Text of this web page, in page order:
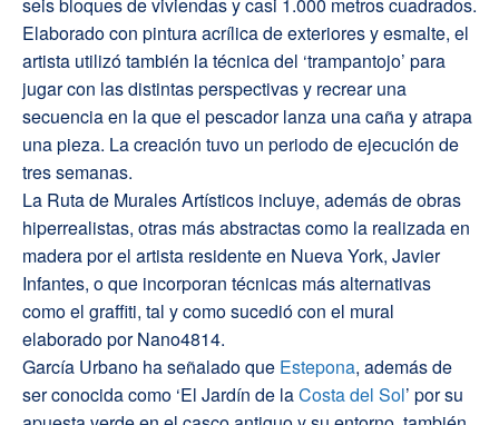
Elaborado con pintura acrílica de exteriores y esmalte, el
artista utilizó también la técnica del ‘trampantojo’ para
jugar con las distintas perspectivas y recrear una
secuencia en la que el pescador lanza una caña y atrapa
una pieza. La creación tuvo un periodo de ejecución de
tres semanas.
La Ruta de Murales Artísticos incluye, además de obras
hiperrealistas, otras más abstractas como la realizada en
madera por el artista residente en Nueva York, Javier
Infantes, o que incorporan técnicas más alternativas
como el graffiti, tal y como sucedió con el mural
elaborado por Nano4814.
García Urbano ha señalado que Estepona, además de
ser conocida como ‘El Jardín de laCosta del Sol’ por su